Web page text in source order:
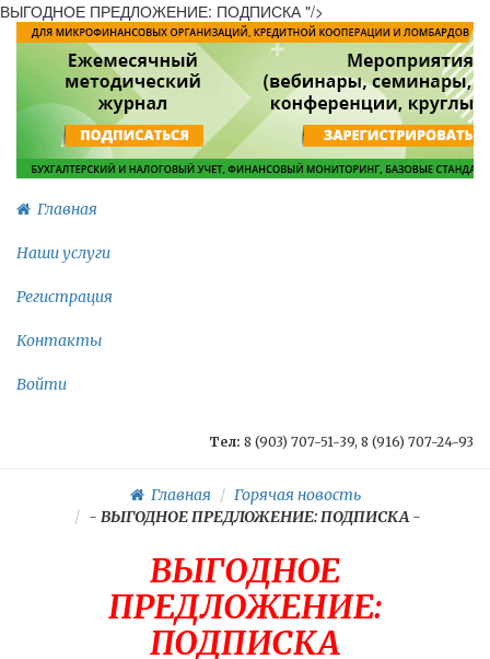
ВЫГОДНОЕ ПРЕДЛОЖЕНИЕ: ПОДПИСКА "/>
Главная
Наши услуги
Регистрация
Контакты
Войти
Тел: 8 (903) 707-51-39, 8 (916) 707-24-93
Главная
Горячая новость
- ВЫГОДНОЕ ПРЕДЛОЖЕНИЕ: ПОДПИСКА-
ВЫГОДНОЕ
ПРЕДЛОЖЕНИЕ:
ПОДПИСКА